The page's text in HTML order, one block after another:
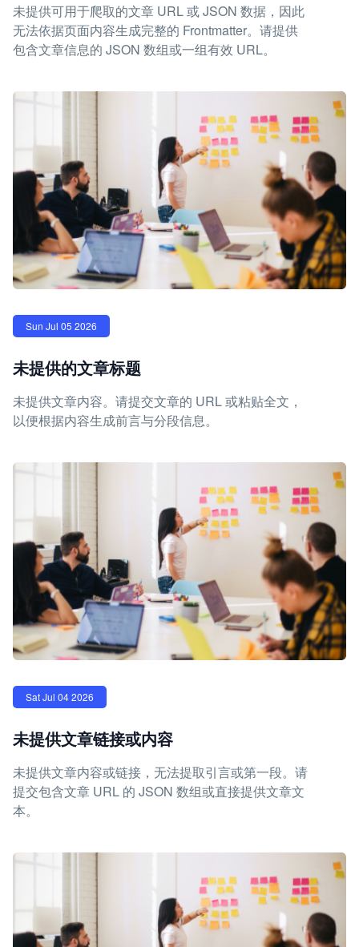
未提供可用于爬取的文章 URL 或 JSON 数据，因此
无法依据页面内容生成完整的 Frontmatter。请提供
包含文章信息的 JSON 数组或一组有效 URL。
Sun Jul 05 2026
未提供的文章标题
未提供文章内容。请提交文章的 URL 或粘贴全文，
以便根据内容生成前言与分段信息。
Sat Jul 04 2026
未提供文章链接或内容
未提供文章内容或链接，无法提取引言或第一段。请
提交包含文章 URL 的 JSON 数组或直接提供文章文
本。